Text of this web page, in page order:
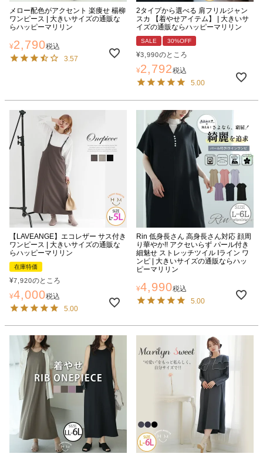
メロー配色がアクセント 楽痩せ 楊柳
ワンピース | 大きいサイズの通販な
らハッピーマリリン
¥2,790税込
3.57
2タイプから選べる 肩フリルジャン
スカ 【着やせアイテム】 | 大きいサ
イズの通販ならハッピーマリリン
SALE 30%OFF
¥3,990のところ
¥2,792税込
5.00
【LAVEANGE】エコレザー サス付き
ワンピース | 大きいサイズの通販な
らハッピーマリリン
在庫特価
¥7,920のところ
¥4,000税込
5.00
Rin 低身長さん 高身長さん対応 顔周
り華やか!! アクセいらず パール付き
細魅せ ストレッチツイル Iライン ワ
ンピ | 大きいサイズの通販ならハッ
ピーマリリン
¥4,990税込
5.00